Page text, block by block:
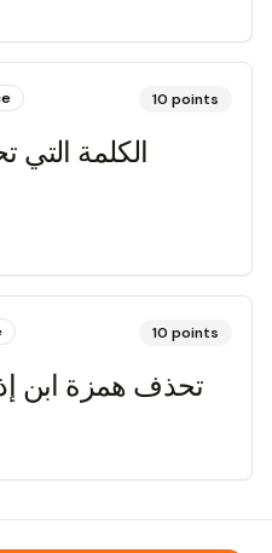
10 points
الكلمة
10 points
تحذف همزة ابن